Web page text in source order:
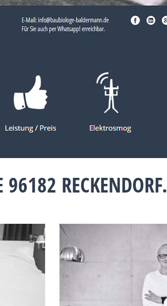
RECKENDORF.